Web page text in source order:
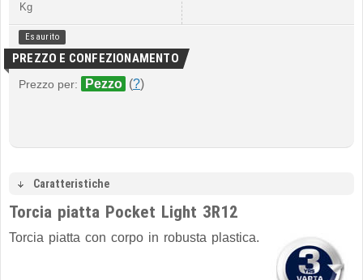
Kg
Esaurito
PREZZO E CONFEZIONAMENTO
Prezzo per: Pezzo (?)
Caratteristiche
Torcia piatta Pocket Light 3R12
Torcia piatta con corpo in robusta plastica.